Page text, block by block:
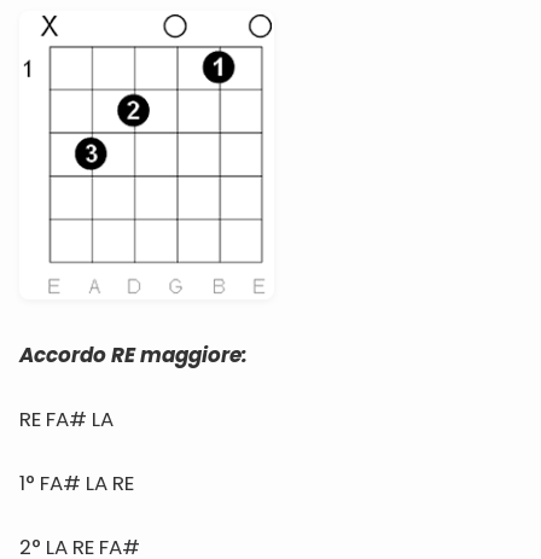
Accordo RE maggiore:
RE FA# LA
1° FA# LA RE
2° LA RE FA#